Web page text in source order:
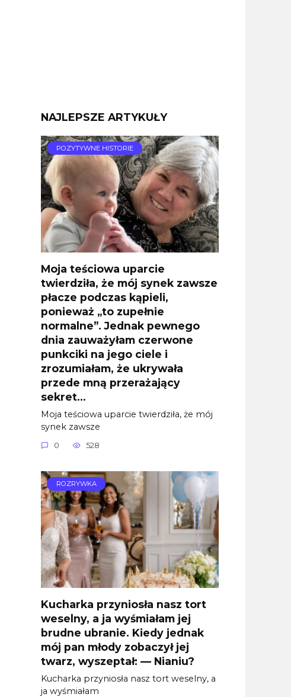
NAJLEPSZE ARTYKUŁY
POZYTYWNE HISTORIE
Moja teściowa uparcie
twierdziła, że mój synek zawsze
płacze podczas kąpieli,
ponieważ „to zupełnie
normalne”. Jednak pewnego
dnia zauważyłam czerwone
punkciki na jego ciele i
zrozumiałam, że ukrywała
przede mną przerażający
sekret…
Moja teściowa uparcie twierdziła, że mój
synek zawsze
0 528
ROZRYWKA
Kucharka przyniosła nasz tort
weselny, a ja wyśmiałam jej
brudne ubranie. Kiedy jednak
mój pan młody zobaczył jej
twarz, wyszeptał: — Nianiu?
Kucharka przyniosła nasz tort weselny, a
ja wyśmiałam